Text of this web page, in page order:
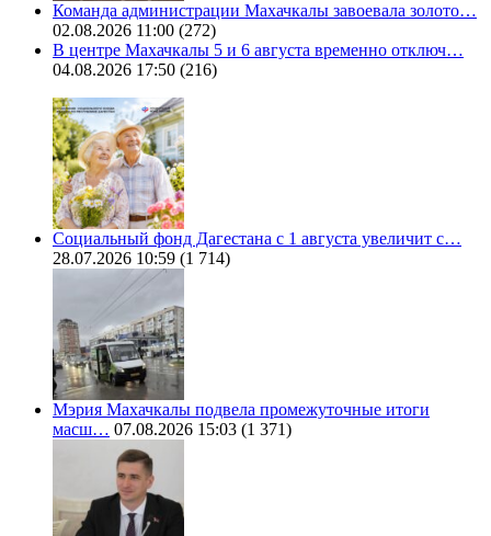
Команда администрации Махачкалы завоевала золото…
02.08.2026 11:00 (272)
В центре Махачкалы 5 и 6 августа временно отключ…
04.08.2026 17:50 (216)
Социальный фонд Дагестана с 1 августа увеличит с…
28.07.2026 10:59 (1 714)
Мэрия Махачкалы подвела промежуточные итоги
масш… 07.08.2026 15:03 (1 371)